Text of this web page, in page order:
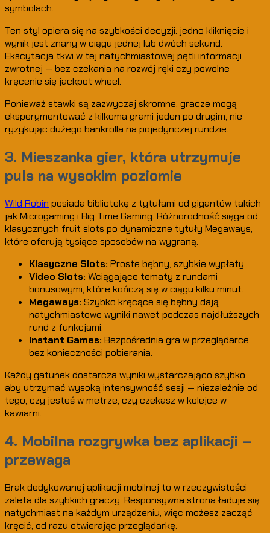
symbolach.
Ten styl opiera się na szybkości decyzji: jedno kliknięcie i
wynik jest znany w ciągu jednej lub dwóch sekund.
Ekscytacja tkwi w tej natychmiastowej pętli informacji
zwrotnej — bez czekania na rozwój ręki czy powolne
kręcenie się jackpot wheel.
Ponieważ stawki są zazwyczaj skromne, gracze mogą
eksperymentować z kilkoma grami jeden po drugim, nie
ryzykując dużego bankrolla na pojedynczej rundzie.
3. Mieszanka gier, która utrzymuje
puls na wysokim poziomie
Wild Robin posiada bibliotekę z tytułami od gigantów takich
jak Microgaming i Big Time Gaming. Różnorodność sięga od
klasycznych fruit slots po dynamiczne tytuły Megaways,
które oferują tysiące sposobów na wygraną.
Klasyczne Slots: Proste bębny, szybkie wypłaty.
Video Slots: Wciągające tematy z rundami
bonusowymi, które kończą się w ciągu kilku minut.
Megaways: Szybko kręcące się bębny dają
natychmiastowe wyniki nawet podczas najdłuższych
rund z funkcjami.
Instant Games: Bezpośrednia gra w przeglądarce
bez konieczności pobierania.
Każdy gatunek dostarcza wyniki wystarczająco szybko,
aby utrzymać wysoką intensywność sesji — niezależnie od
tego, czy jesteś w metrze, czy czekasz w kolejce w
kawiarni.
4. Mobilna rozgrywka bez aplikacji –
przewaga
Brak dedykowanej aplikacji mobilnej to w rzeczywistości
zaleta dla szybkich graczy. Responsywna strona ładuje się
natychmiast na każdym urządzeniu, więc możesz zacząć
kręcić, od razu otwierając przeglądarkę.